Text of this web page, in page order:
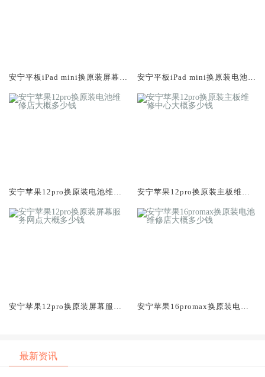
安宁平板iPad mini换原装屏幕服
安宁平板iPad mini换原装电池维
安宁苹果12pro换原装电池维修
安宁苹果12pro换原装主板维修
安宁苹果12pro换原装屏幕服务
安宁苹果16promax换原装电池
最新资讯